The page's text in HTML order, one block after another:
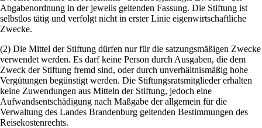
Abgabenordnung in der jeweils geltenden Fassung. Die Stiftung ist
selbstlos tätig und verfolgt nicht in erster Linie eigenwirtschaftliche
Zwecke.
(2) Die Mittel der Stiftung dürfen nur für die satzungsmäßigen Zwecke
verwendet werden. Es darf keine Person durch Ausgaben, die dem
Zweck der Stiftung fremd sind, oder durch unverhältnismäßig hohe
Vergütungen begünstigt werden. Die Stiftungsratsmitglieder erhalten
keine Zuwendungen aus Mitteln der Stiftung, jedoch eine
Aufwandsentschädigung nach Maßgabe der allgemein für die
Verwaltung des Landes Brandenburg geltenden Bestimmungen des
Reisekostenrechts.